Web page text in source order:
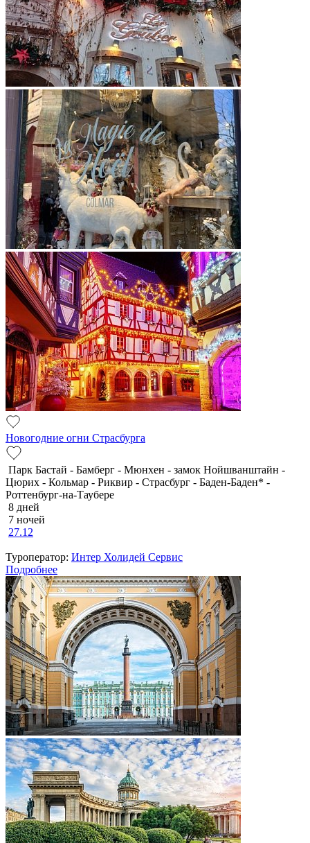
Новогодние огни Страсбурга
Парк Бастай - Бамберг - Мюнхен - замок Нойшванштайн -
Цюрих - Кольмар - Риквир - Страсбург - Баден-Баден* -
Роттенбург-на-Таубере
8 дней
7 ночей
27.12
Туроператор: Интер Холидей Сервис
Подробнее